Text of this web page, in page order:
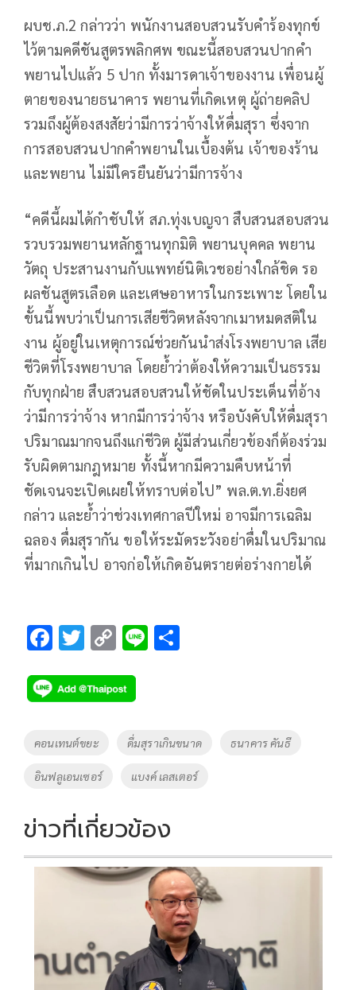
ผบช.ภ.2 กล่าวว่า พนักงานสอบสวนรับคำร้องทุกข์
ไว้ตามคดีชันสูตรพลิกศพ ขณะนี้สอบสวนปากคำ
พยานไปแล้ว 5 ปาก ทั้งมารดาเจ้าของงาน เพื่อนผู้
ตายของนายธนาคาร พยานที่เกิดเหตุ ผู้ถ่ายคลิป
รวมถึงผู้ต้องสงสัยว่ามีการว่าจ้างให้ดื่มสุรา ซึ่งจาก
การสอบสวนปากคำพยานในเบื้องต้น เจ้าของร้าน
และพยาน ไม่มีใครยืนยันว่ามีการจ้าง
“คดีนี้ผมได้กำชับให้ สภ.ทุ่งเบญจา สืบสวนสอบสวน
รวบรวมพยานหลักฐานทุกมิติ พยานบุคคล พยาน
วัตถุ ประสานงานกับแพทย์นิติเวชอย่างใกล้ชิด รอ
ผลชันสูตรเลือด และเศษอาหารในกระเพาะ โดยใน
ขั้นนี้พบว่าเป็นการเสียชีวิตหลังจากเมาหมดสติใน
งาน ผู้อยู่ในเหตุการณ์ช่วยกันนำส่งโรงพยาบาล เสีย
ชีวิตที่โรงพยาบาล โดยย้ำว่าต้องให้ความเป็นธรรม
กับทุกฝ่าย สืบสวนสอบสวนให้ชัดในประเด็นที่อ้าง
ว่ามีการว่าจ้าง หากมีการว่าจ้าง หรือบังคับให้ดื่มสุรา
ปริมาณมากจนถึงแก่ชีวิต ผู้มีส่วนเกี่ยวข้องก็ต้องร่วม
รับผิดตามกฎหมาย ทั้งนี้หากมีความคืบหน้าที่
ชัดเจนจะเปิดเผยให้ทราบต่อไป” พล.ต.ท.ยิ่งยศ
กล่าว และย้ำว่าช่วงเทศกาลปีใหม่ อาจมีการเฉลิม
ฉลอง ดื่มสุรากัน ขอให้ระมัดระวังอย่าดื่มในปริมาณ
ที่มากเกินไป อาจก่อให้เกิดอันตรายต่อร่างกายได้
F
e
b
o
o
k
T
tt
er
C
p
y
Li
Li
Tags
คอนเทนต์ขยะ ดื่มสุราเกินขนาด ธนาคาร คันธี
อินฟลูเอนเซอร์ แบงค์ เลสเตอร์
ข่าวที่เกี่ยวข้อง